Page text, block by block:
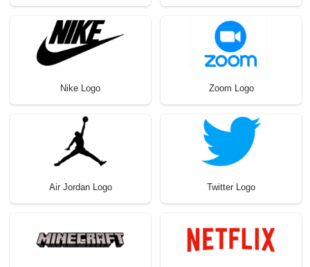
Nike Logo Zoom Logo
Air Jordan Logo Twitter Logo